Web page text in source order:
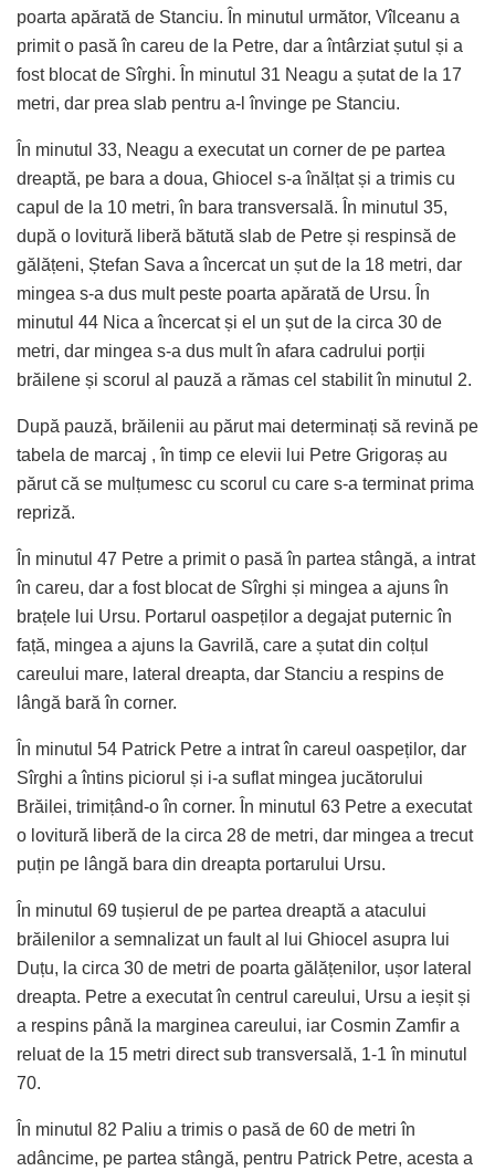
poarta apărată de Stanciu. În minutul următor, Vîlceanu a
primit o pasă în careu de la Petre, dar a întârziat șutul și a
fost blocat de Sîrghi. În minutul 31 Neagu a șutat de la 17
metri, dar prea slab pentru a-l învinge pe Stanciu.
În minutul 33, Neagu a executat un corner de pe partea
dreaptă, pe bara a doua, Ghiocel s-a înălțat și a trimis cu
capul de la 10 metri, în bara transversală. În minutul 35,
după o lovitură liberă bătută slab de Petre și respinsă de
gălățeni, Ștefan Sava a încercat un șut de la 18 metri, dar
mingea s-a dus mult peste poarta apărată de Ursu. În
minutul 44 Nica a încercat și el un șut de la circa 30 de
metri, dar mingea s-a dus mult în afara cadrului porții
brăilene și scorul al pauză a rămas cel stabilit în minutul 2.
După pauză, brăilenii au părut mai determinați să revină pe
tabela de marcaj , în timp ce elevii lui Petre Grigoraș au
părut că se mulțumesc cu scorul cu care s-a terminat prima
repriză.
În minutul 47 Petre a primit o pasă în partea stângă, a intrat
în careu, dar a fost blocat de Sîrghi și mingea a ajuns în
brațele lui Ursu. Portarul oaspeților a degajat puternic în
față, mingea a ajuns la Gavrilă, care a șutat din colțul
careului mare, lateral dreapta, dar Stanciu a respins de
lângă bară în corner.
În minutul 54 Patrick Petre a intrat în careul oaspeților, dar
Sîrghi a întins piciorul și i-a suflat mingea jucătorului
Brăilei, trimițând-o în corner. În minutul 63 Petre a executat
o lovitură liberă de la circa 28 de metri, dar mingea a trecut
puțin pe lângă bara din dreapta portarului Ursu.
În minutul 69 tușierul de pe partea dreaptă a atacului
brăilenilor a semnalizat un fault al lui Ghiocel asupra lui
Duțu, la circa 30 de metri de poarta gălățenilor, ușor lateral
dreapta. Petre a executat în centrul careului, Ursu a ieșit și
a respins până la marginea careului, iar Cosmin Zamfir a
reluat de la 15 metri direct sub transversală, 1-1 în minutul
70.
În minutul 82 Paliu a trimis o pasă de 60 de metri în
adâncime, pe partea stângă, pentru Patrick Petre, acesta a